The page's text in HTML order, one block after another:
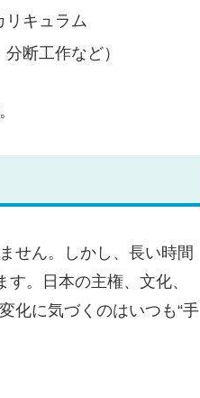
リキュラム
断工作など）
せん。しかし、長い時間
。日本の主権、文化、
化に気づくのはいつも“手